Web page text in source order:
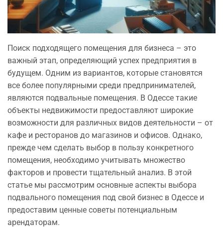
Поиск подходящего помещения для бизнеса – это
важный этап, определяющий успех предприятия в
будущем. Одним из вариантов, которые становятся
все более популярными среди предпринимателей,
являются подвальные помещения. В Одессе такие
объекты недвижимости предоставляют широкие
возможности для различных видов деятельности – от
кафе и ресторанов до магазинов и офисов. Однако,
прежде чем сделать выбор в пользу конкретного
помещения, необходимо учитывать множество
факторов и провести тщательный анализ. В этой
статье мы рассмотрим основные аспекты выбора
подвального помещения под свой бизнес в Одессе и
предоставим ценные советы потенциальным
арендаторам.